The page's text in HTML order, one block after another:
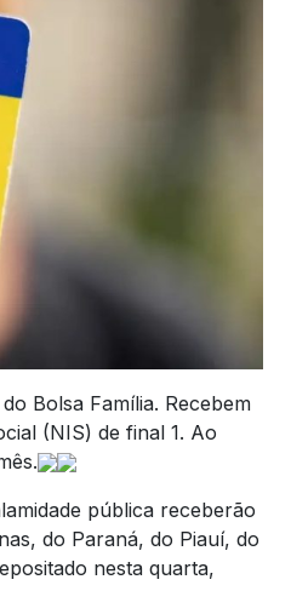
Bolsa Família. Recebem
(NIS) de final 1. Ao
pública receberão
do Paraná, do Piauí, do
nesta quarta,